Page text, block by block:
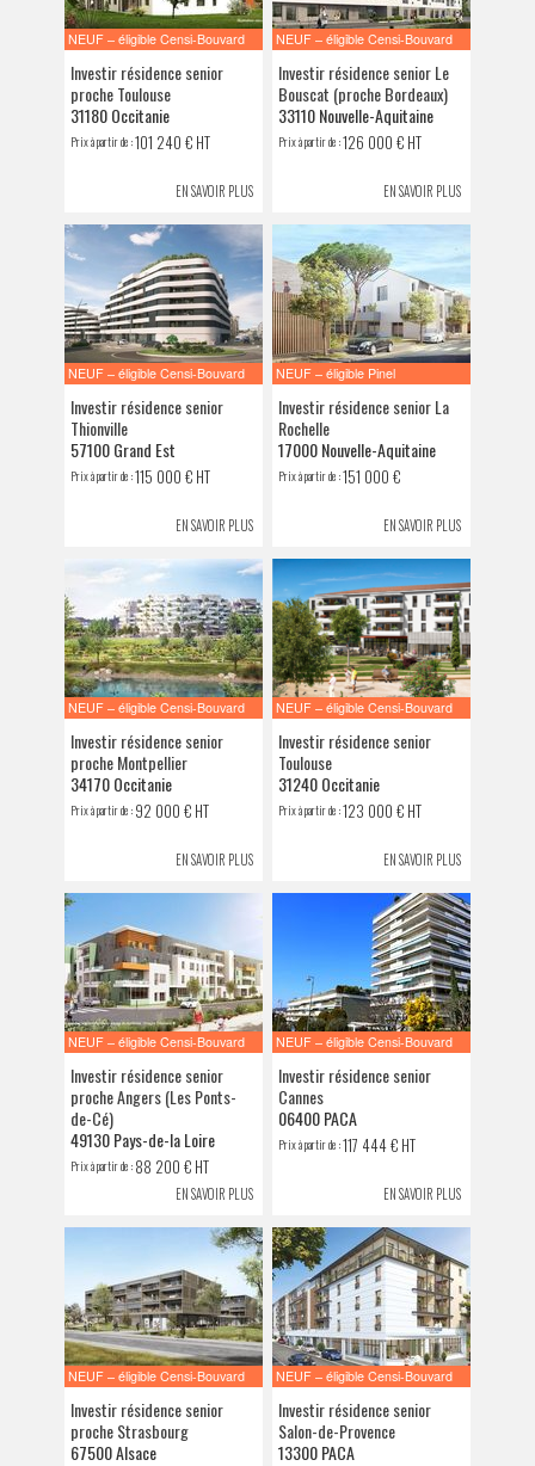
NEUF – éligible Censi-Bouvard
Investir résidence senior
proche Toulouse
31180 Occitanie
Prix à partir de :101 240 € HT
EN SAVOIR PLUS
NEUF – éligible Censi-Bouvard
Investir résidence senior Le
Bouscat (proche Bordeaux)
33110 Nouvelle-Aquitaine
Prix à partir de :126 000 € HT
EN SAVOIR PLUS
NEUF – éligible Censi-Bouvard
Investir résidence senior
Thionville
57100 Grand Est
Prix à partir de :115 000 € HT
EN SAVOIR PLUS
NEUF – éligible Pinel
Investir résidence senior La
Rochelle
17000 Nouvelle-Aquitaine
Prix à partir de :151 000 €
EN SAVOIR PLUS
NEUF – éligible Censi-Bouvard
Investir résidence senior
proche Montpellier
34170 Occitanie
Prix à partir de : 92 000 € HT
EN SAVOIR PLUS
NEUF – éligible Censi-Bouvard
Investir résidence senior
Toulouse
31240 Occitanie
Prix à partir de :123 000 € HT
EN SAVOIR PLUS
NEUF – éligible Censi-Bouvard
Investir résidence senior
proche Angers (Les Ponts-
de-Cé)
49130 Pays-de-la Loire
Prix à partir de : 88 200 € HT
EN SAVOIR PLUS
NEUF – éligible Censi-Bouvard
Investir résidence senior
Cannes
06400 PACA
Prix à partir de :117 444 € HT
EN SAVOIR PLUS
NEUF – éligible Censi-Bouvard
Investir résidence senior
proche Strasbourg
67500 Alsace
NEUF – éligible Censi-Bouvard
Investir résidence senior
Salon-de-Provence
13300 PACA